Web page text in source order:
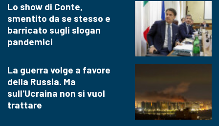
Lo show di Conte,
smentito da se stesso e
barricato sugli slogan
pandemici
La guerra volge a favore
della Russia. Ma
sull'Ucraina non si vuol
trattare